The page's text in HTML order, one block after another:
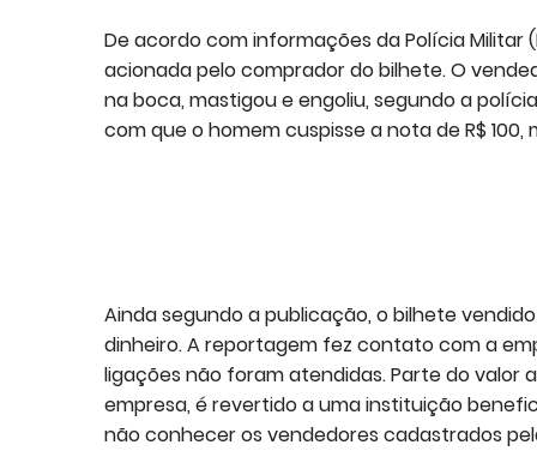
De acordo com informações da Polícia Militar
acionada pelo comprador do bilhete. O
na boca, mastigou e engoliu, segundo a
com que o homem cuspisse a nota de R$
Ainda segundo a publicação, o bilhete
dinheiro. A reportagem fez contato com a
ligações não foram atendidas. Parte do valor
empresa, é revertido a uma instituição
não conhecer os vendedores cadastrados